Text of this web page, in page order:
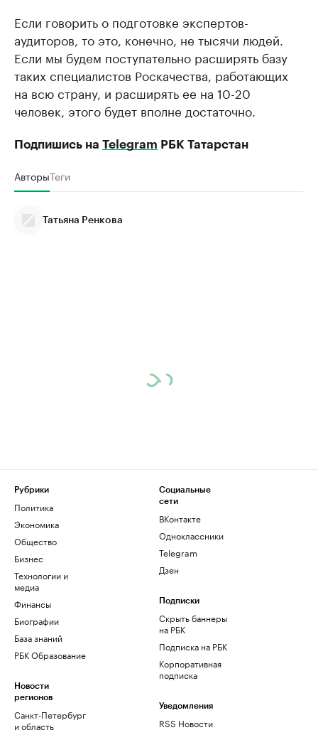
Если говорить о подготовке экспертов-
аудиторов, то это, конечно, не тысячи людей.
Если мы будем поступательно расширять базу
таких специалистов Роскачества, работающих
на всю страну, и расширять ее на 10-20
человек, этого будет вполне достаточно.
Подпишись на Telegram РБК Татарстан
АвторыТеги
Татьяна Ренкова
Рубрики
Политика
Экономика
Общество
Бизнес
Технологии и
медиа
Финансы
Биографии
База знаний
РБК Образование
Новости
регионов
Санкт-Петербург
и область
Социальные
сети
ВКонтакте
Одноклассники
Telegram
Дзен
Подписки
Скрыть баннеры
на РБК
Подписка на РБК
Корпоративная
подписка
Уведомления
RSS Новости